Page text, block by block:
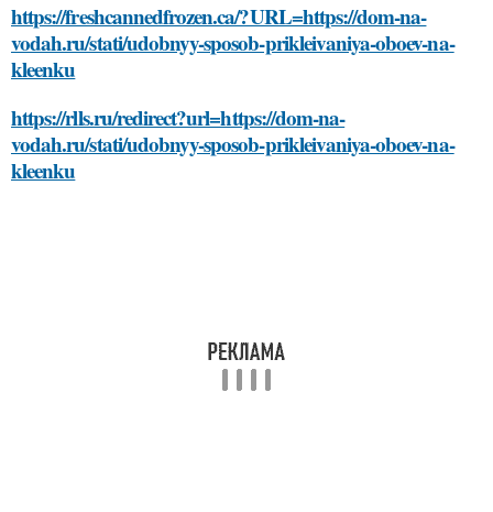
https://freshcannedfrozen.ca/?URL=https://dom-na-
vodah.ru/stati/udobnyy-sposob-prikleivaniya-oboev-na-
kleenku
https://rlls.ru/redirect?url=https://dom-na-
vodah.ru/stati/udobnyy-sposob-prikleivaniya-oboev-na-
kleenku